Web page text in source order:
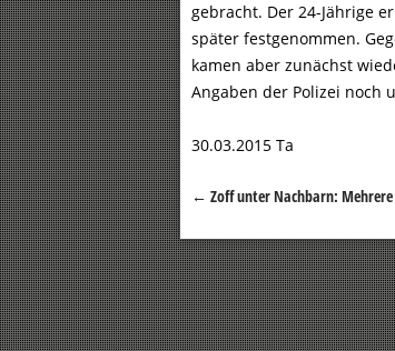
gebracht. Der 24-Jährige
später festgenommen.
kamen aber zunächst
Angaben der Polizei noch
30.03.2015 Ta
Beitragsnavigation
← Zoff unter Nachbarn: